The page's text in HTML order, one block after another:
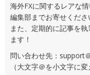
海外FXに関するレアな
編集部までお寄せくださ
また、定期的に記事を
ます！
問い合わせ先：support
（大文字＠を小文字に